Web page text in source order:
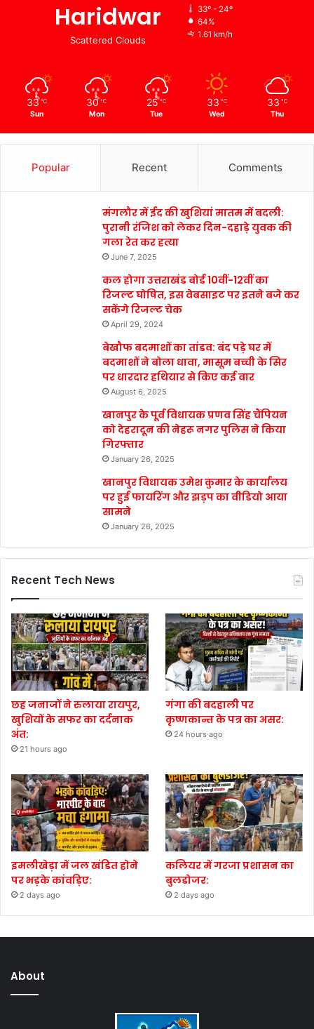
Haridwar
Scattered Clouds
33º - 24º
64%
1.61 km/h
33 ℃
Sun
30 ℃
Mon
25 ℃
Tue
33 ℃
Wed
33 ℃
Thu
Popular Recent Comments
मंगलौर में ईद की खुशियां मातम में बदली:
पुरानी रंजिश को लेकर दिन-दहाड़े युवक की
गला रेत कर हत्या
June 7, 2025
कल होगा उत्तराखंड बोर्ड 10वीं-12वीं का
रिजल्ट घोषित, इस वेबसाइट पर इतने बजे कर
सकेंगे रिजल्ट चेक
April 29, 2024
बेखौफ बदमाशों का तांडव: बंद पड़े घर में
बदमाशों ने बोला धावा, मासूम बच्ची के सिर
पर धारदार हथियार से किए कई वार
August 6, 2025
खानपुर के पूर्व विधायक प्रणव सिंह चैंपियन
को देहरादून की नेहरू नगर पुलिस ने किया
गिरफ्तार
January 26, 2025
खानपुर विधायक उमेश कुमार के कार्यालय
पर हुई फायरिंग और झड़प का वीडियो आया
सामने
January 26, 2025
Recent Tech News
छह जनाजों ने रुलाया रायपुर,
खुशियों के सफर का दर्दनाक
अंत:
21 hours ago
गंगा की बदहाली पर
कृष्णकान्त के पत्र का असर:
24 hours ago
इमलीखेड़ा में जल खंडित होने
पर भड़के कांवड़िए:
2 days ago
कलियर में गरजा प्रशासन का
बुलडोजर:
2 days ago
About